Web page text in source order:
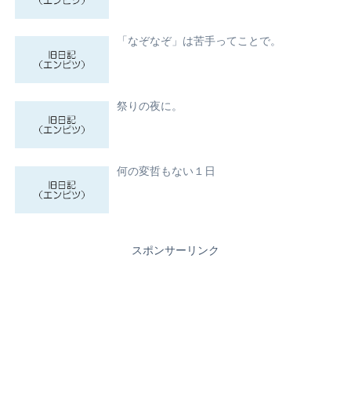
「なぞなぞ」は苦手ってことで。
祭りの夜に。
何の変哲もない１日
スポンサーリンク